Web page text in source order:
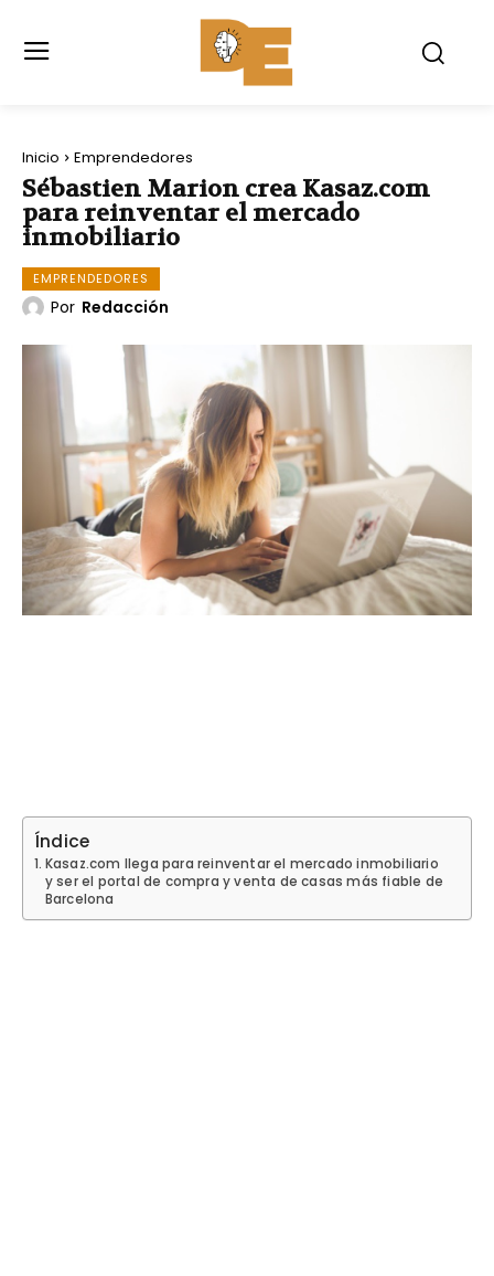
Inicio Emprendedores
Sébastien Marion crea Kasaz.com
para reinventar el mercado
inmobiliario
EMPRENDEDORES
Por Redacción
Índice
Kasaz.com llega para reinventar el mercado inmobiliario
y ser el portal de compra y venta de casas más fiable de
Barcelona